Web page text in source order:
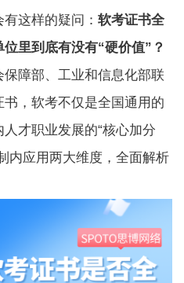
有这样的疑问：软考证书全
里到底有没有“硬价值”？
障部、工业和信息化部联
，软考不仅是全国通用的
才职业发展的“核心加分
内应用两大维度，全面解析